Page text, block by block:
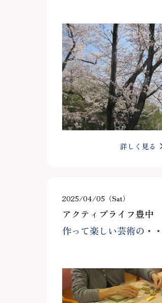
詳しく見る
2025/04/05（Sat）
アクティブライフ豊中
作って楽しい芸術の・